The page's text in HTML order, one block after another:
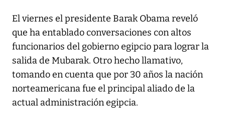
El viernes el presidente Barak Obama reveló
que ha entablado conversaciones con altos
funcionarios del gobierno egipcio para lograr la
salida de Mubarak. Otro hecho llamativo,
tomando en cuenta que por 30 años la nación
norteamericana fue el principal aliado de la
actual administración egipcia.